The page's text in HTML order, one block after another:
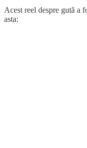
Acest reel despre gută a
asta: